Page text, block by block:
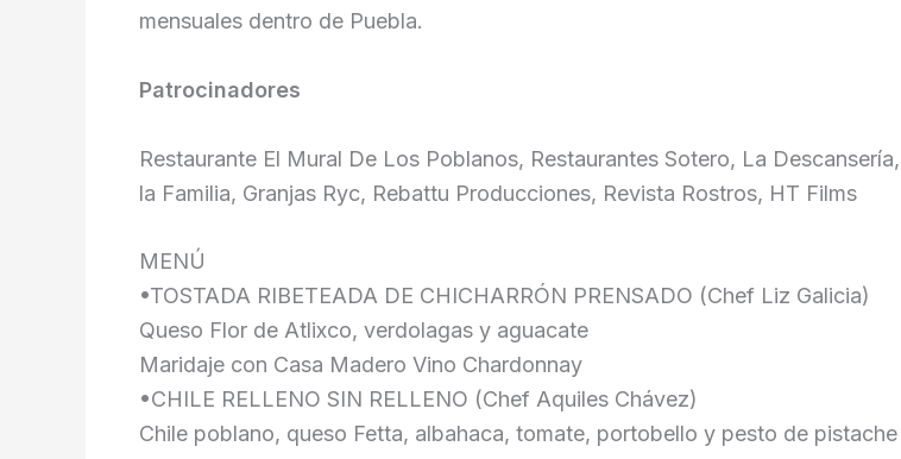
mensuales dentro de Puebla.
Patrocinadores
Restaurante El Mural De Los Poblanos, Restaurantes Sotero, La
la Familia, Granjas Ryc, Rebattu Producciones, Revista Rostros, HT Films
MENÚ
•TOSTADA RIBETEADA DE CHICHARRÓN PRENSADO (Chef Liz Galicia)
Queso Flor de Atlixco, verdolagas y aguacate
Maridaje con Casa Madero Vino Chardonnay
•CHILE RELLENO SIN RELLENO (Chef Aquiles Chávez)
Chile poblano, queso Fetta, albahaca, tomate, portobello y pesto de pistache